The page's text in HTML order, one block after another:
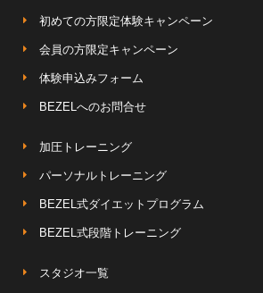
初めての方限定体験キャンペーン
会員の方限定キャンペーン
体験申込みフォーム
BEZELへのお問合せ
加圧トレーニング
パーソナルトレーニング
BEZEL式ダイエットプログラム
BEZEL式段階トレーニング
スタジオ一覧